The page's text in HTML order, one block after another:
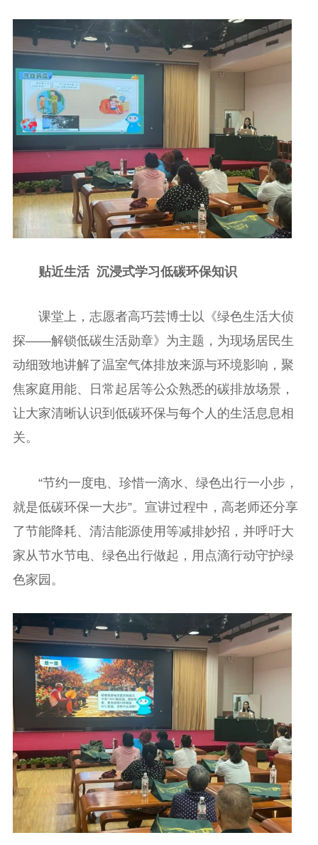
贴近生活 沉浸式学习低碳环保知识
课堂上，志愿者高巧芸博士以《绿色生活大侦
探——解锁低碳生活勋章》为主题，为现场居民生
动细致地讲解了温室气体排放来源与环境影响，聚
焦家庭用能、日常起居等公众熟悉的碳排放场景，
让大家清晰认识到低碳环保与每个人的生活息息相
关。
“节约一度电、珍惜一滴水、绿色出行一小步，
就是低碳环保一大步”。宣讲过程中，高老师还分享
了节能降耗、清洁能源使用等减排妙招，并呼吁大
家从节水节电、绿色出行做起，用点滴行动守护绿
色家园。